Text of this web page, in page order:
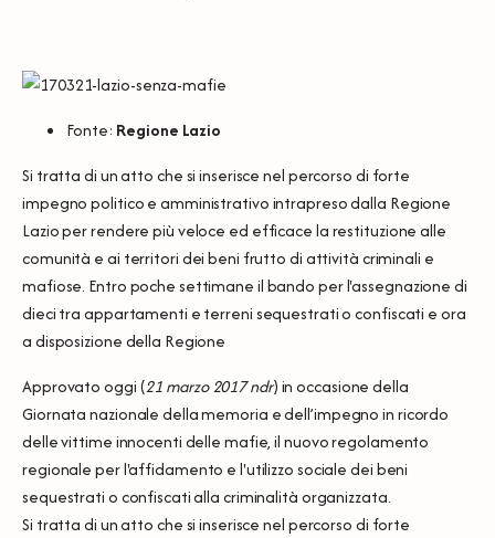
Fonte: Regione Lazio
Si tratta di un atto che si inserisce nel percorso di forte
impegno politico e amministrativo intrapreso dalla Regione
Lazio per rendere più veloce ed efficace la restituzione alle
comunità e ai territori dei beni frutto di attività criminali e
mafiose. Entro poche settimane il bando per l'assegnazione di
dieci tra appartamenti e terreni sequestrati o confiscati e ora
a disposizione della Regione
Approvato oggi (21 marzo 2017 ndr) in occasione della
Giornata nazionale della memoria e dell’impegno in ricordo
delle vittime innocenti delle mafie, il nuovo regolamento
regionale per l'affidamento e l'utilizzo sociale dei beni
sequestrati o confiscati alla criminalità organizzata.
Si tratta di un atto che si inserisce nel percorso di forte